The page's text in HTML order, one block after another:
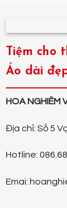
Tiệm cho
Áo dài
HOA NGHIÊM
Địa chỉ: Số 5
Hotline:
Emai: